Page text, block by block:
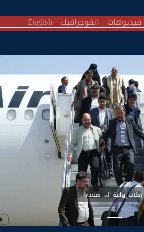
فيديوهات انفوجرافيك English
رحلات إيرانية الى صنعاء